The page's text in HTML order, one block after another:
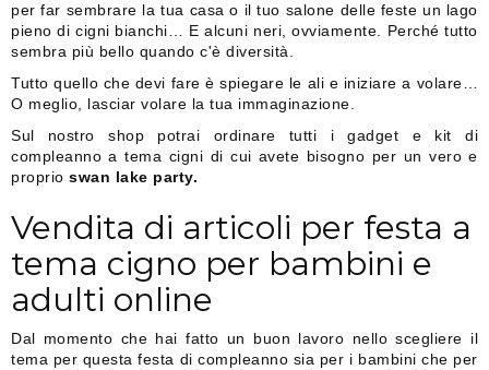
per far sembrare la tua casa o il tuo salone delle feste un lago
pieno di cigni bianchi… E alcuni neri, ovviamente. Perché tutto
sembra più bello quando c'è diversità.
Tutto quello che devi fare è spiegare le ali e iniziare a volare…
O meglio, lasciar volare la tua immaginazione.
Sul nostro shop potrai ordinare tutti i gadget e kit di
compleanno a tema cigni di cui avete bisogno per un vero e
proprio swan lake party.
Vendita di articoli per festa a
tema cigno per bambini e
adulti online
Dal momento che hai fatto un buon lavoro nello scegliere il
tema per questa festa di compleanno sia per i bambini che per